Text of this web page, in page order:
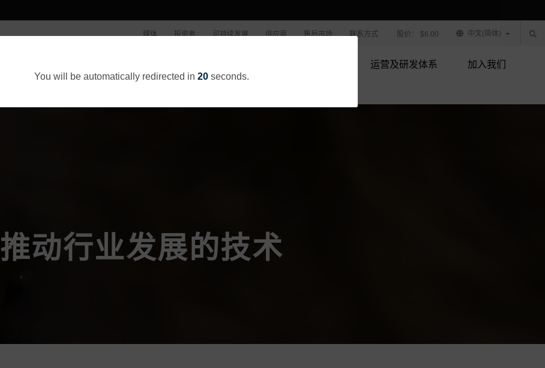
You will be automatically redirected in 20 seconds.
媒体 投资者 可持续发展 供应商 售后市场 联系方式 股价： $6.00 中文(简体)
运营及研发体系 加入我们
推动行业发展的技术